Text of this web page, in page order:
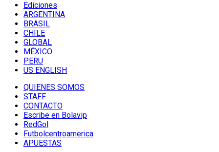
Ediciones
ARGENTINA
BRASIL
CHILE
GLOBAL
MÉXICO
PERU
US ENGLISH
QUIENES SOMOS
STAFF
CONTACTO
Escribe en Bolavip
RedGol
Futbolcentroamerica
APUESTAS